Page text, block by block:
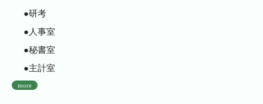
●研考
●人事室
●秘書室
●主計室
more